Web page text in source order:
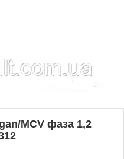
MCV фаза 1,2